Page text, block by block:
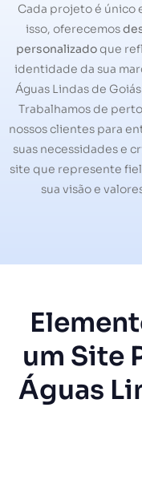
Cada projeto é único
isso, oferecemos
personalizadoque
identidade da sua
Águas Lindas de Goiás
Trabalhamos de
nossos clientes para
suas necessidades e
site que represente
sua visão e
um Site
Águas